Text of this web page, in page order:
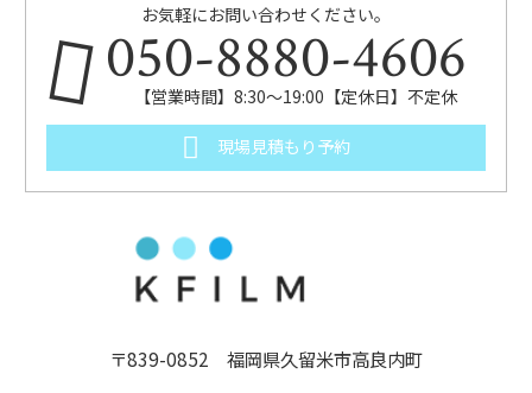
お気軽にお問い合わせください。
050-8880-4606
【営業時間】8:30～19:00【定休日】不定休
現場見積もり予約
〒839-0852 福岡県久留米市高良内町